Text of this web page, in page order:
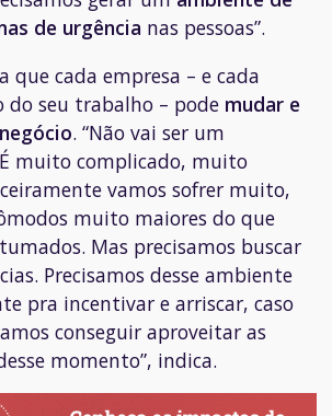
de urgência nas pessoas”.
que cada empresa – e cada
do seu trabalho – pode mudar e
. “Não vai ser um
muito complicado, muito
vamos sofrer muito,
muito maiores do que
Mas precisamos buscar
Precisamos desse ambiente
pra incentivar e arriscar, caso
conseguir aproveitar as
momento”, indica.